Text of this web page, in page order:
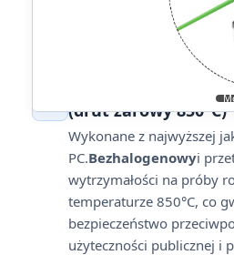
Najwyższe
(drut żarowy 850°C)
Wykonane z najwyższej
PC.Bezhalogenowyi
wytrzymałości na próby
temperaturze 850°C, co
bezpieczeństwo
użyteczności publicznej i